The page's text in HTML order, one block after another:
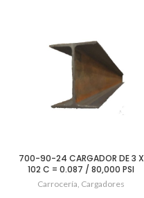
700-90-24 CARGADOR DE 3 X
102 C = 0.087 / 80,000 PSI
Carrocería, Cargadores